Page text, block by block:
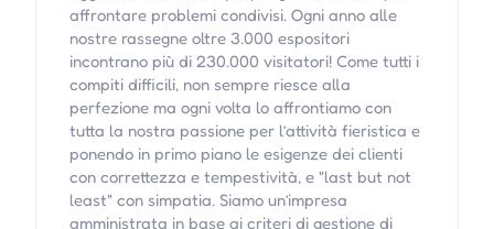
affrontare problemi condivisi. Ogni anno alle
nostre rassegne oltre 3.000 espositori
incontrano più di 230.000 visitatori! Come tutti i
compiti difficili, non sempre riesce alla
perfezione ma ogni volta lo affrontiamo con
tutta la nostra passione per l’attività fieristica e
ponendo in primo piano le esigenze dei clienti
con correttezza e tempestività, e "last but not
least" con simpatia. Siamo un’impresa
amministrata in base ai criteri di gestione di